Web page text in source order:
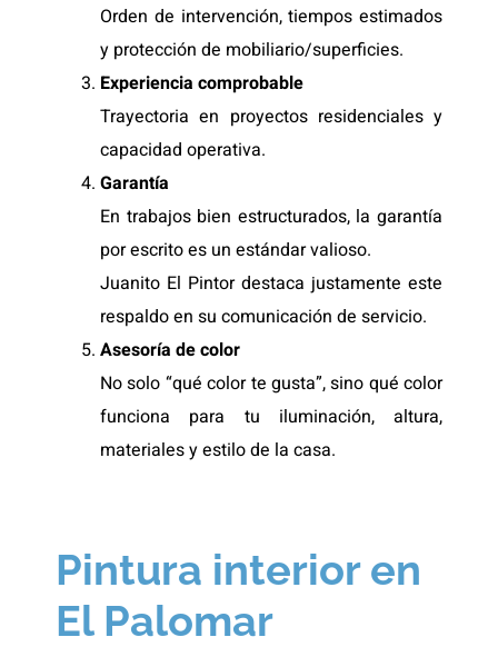
Orden de intervención, tiempos estimados
y protección de mobiliario/superficies.
Experiencia comprobable
Trayectoria en proyectos residenciales y
capacidad operativa.
Garantía
En trabajos bien estructurados, la garantía
por escrito es un estándar valioso.
Juanito El Pintor destaca justamente este
respaldo en su comunicación de servicio.
Asesoría de color
No solo “qué color te gusta”, sino qué color
funciona para tu iluminación, altura,
materiales y estilo de la casa.
Pintura interior en
El Palomar